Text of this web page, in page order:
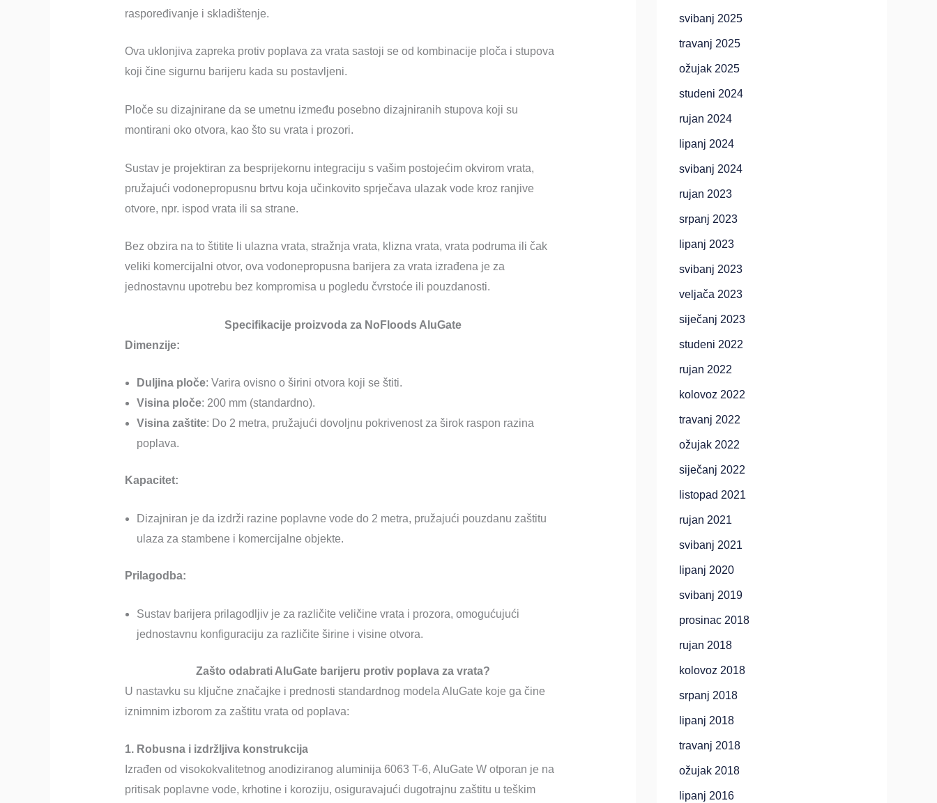
raspoređivanje i skladištenje.
Ova uklonjiva zapreka protiv poplava za vrata sastoji se od kombinacije ploča i stupova
koji čine sigurnu barijeru kada su postavljeni.
Ploče su dizajnirane da se umetnu između posebno dizajniranih stupova koji su
montirani oko otvora, kao što su vrata i prozori.
Sustav je projektiran za besprijekornu integraciju s vašim postojećim okvirom vrata,
pružajući vodonepropusnu brtvu koja učinkovito sprječava ulazak vode kroz ranjive
otvore, npr. ispod vrata ili sa strane.
Bez obzira na to štitite li ulazna vrata, stražnja vrata, klizna vrata, vrata podruma ili čak
veliki komercijalni otvor, ova vodonepropusna barijera za vrata izrađena je za
jednostavnu upotrebu bez kompromisa u pogledu čvrstoće ili pouzdanosti.
Specifikacije proizvoda za NoFloods AluGate
Dimenzije:
Duljina ploče: Varira ovisno o širini otvora koji se štiti.
Visina ploče: 200 mm (standardno).
Visina zaštite: Do 2 metra, pružajući dovoljnu pokrivenost za širok raspon razina
poplava.
Kapacitet:
Dizajniran je da izdrži razine poplavne vode do 2 metra, pružajući pouzdanu zaštitu
ulaza za stambene i komercijalne objekte.
Prilagodba:
Sustav barijera prilagodljiv je za različite veličine vrata i prozora, omogućujući
jednostavnu konfiguraciju za različite širine i visine otvora.
Zašto odabrati AluGate barijeru protiv poplava za vrata?
U nastavku su ključne značajke i prednosti standardnog modela AluGate koje ga čine
iznimnim izborom za zaštitu vrata od poplava:
1. Robusna i izdržljiva konstrukcija
Izrađen od visokokvalitetnog anodiziranog aluminija 6063 T-6, AluGate W otporan je na
pritisak poplavne vode, krhotine i koroziju, osiguravajući dugotrajnu zaštitu u teškim
svibanj 2025
travanj 2025
ožujak 2025
studeni 2024
rujan 2024
lipanj 2024
svibanj 2024
rujan 2023
srpanj 2023
lipanj 2023
svibanj 2023
veljača 2023
siječanj 2023
studeni 2022
rujan 2022
kolovoz 2022
travanj 2022
ožujak 2022
siječanj 2022
listopad 2021
rujan 2021
svibanj 2021
lipanj 2020
svibanj 2019
prosinac 2018
rujan 2018
kolovoz 2018
srpanj 2018
lipanj 2018
travanj 2018
ožujak 2018
lipanj 2016